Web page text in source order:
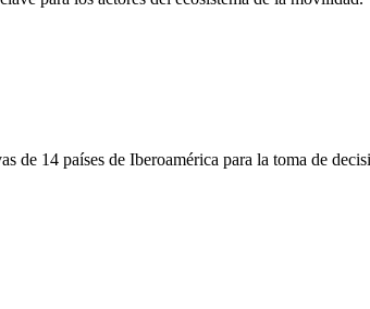
14 países de Iberoamérica para la toma de